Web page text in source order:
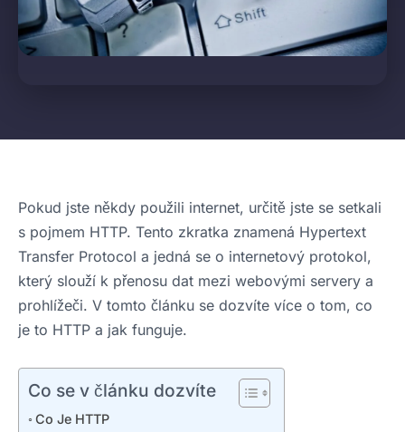
Pokud jste někdy použili internet, určitě jste se setkali
s pojmem HTTP. Tento zkratka znamená Hypertext
Transfer Protocol a jedná se o internetový protokol,
který slouží k přenosu dat mezi webovými servery a
prohlížeči. V tomto článku se dozvíte více o tom, co
je to HTTP a jak funguje.
Co se v článku dozvíte
Co Je HTTP